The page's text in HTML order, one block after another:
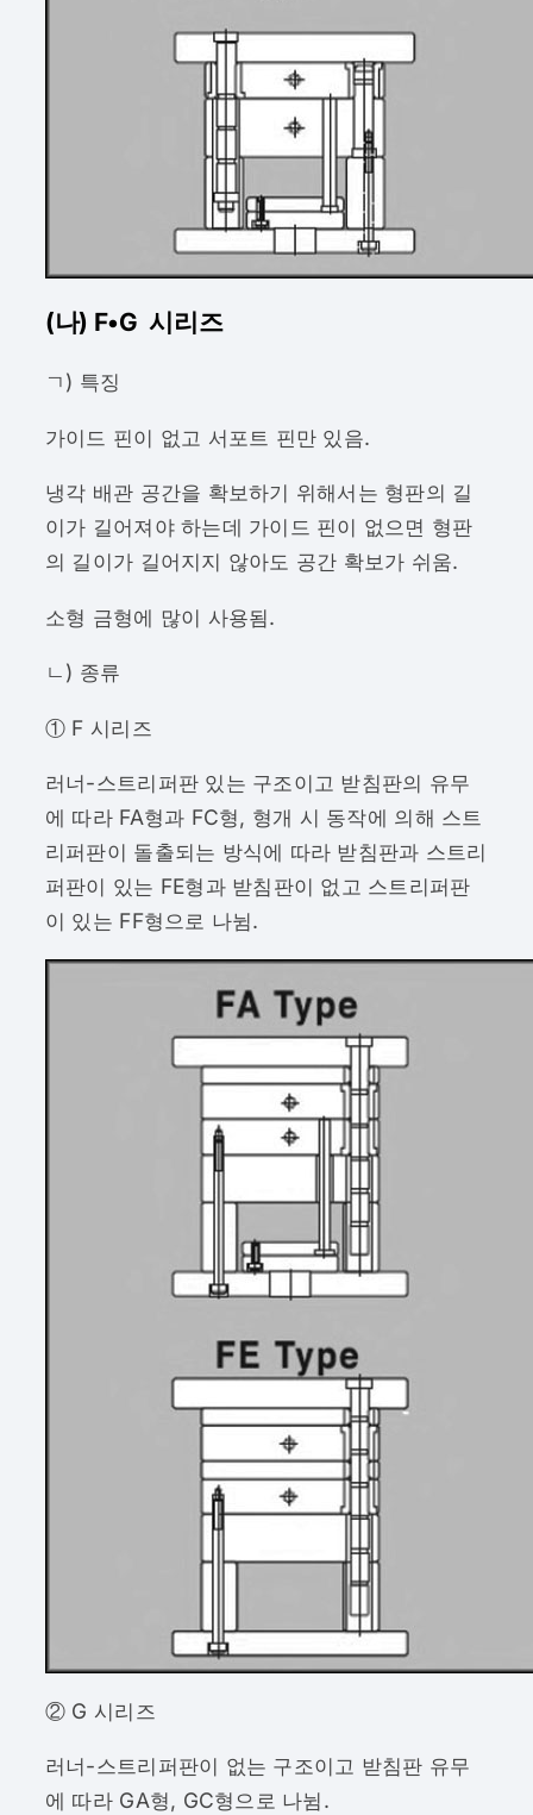
(나) F•G 시리즈
ㄱ) 특징
가이드 핀이 없고 서포트 핀만 있음.
냉각 배관 공간을 확보하기 위해서는 형판의 길
이가 길어져야 하는데 가이드 핀이 없으면 형판
의 길이가 길어지지 않아도 공간 확보가 쉬움.
소형 금형에 많이 사용됨.
ㄴ) 종류
① F 시리즈
러너-스트리퍼판 있는 구조이고 받침판의 유무
에 따라 FA형과 FC형, 형개 시 동작에 의해 스트
리퍼판이 돌출되는 방식에 따라 받침판과 스트리
퍼판이 있는 FE형과 받침판이 없고 스트리퍼판
이 있는 FF형으로 나뉨.
② G 시리즈
러너-스트리퍼판이 없는 구조이고 받침판 유무
에 따라 GA형, GC형으로 나뉨.